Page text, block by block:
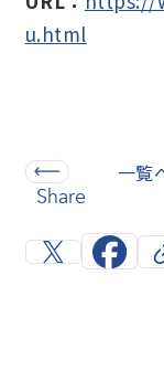
Share
u.html
一覧